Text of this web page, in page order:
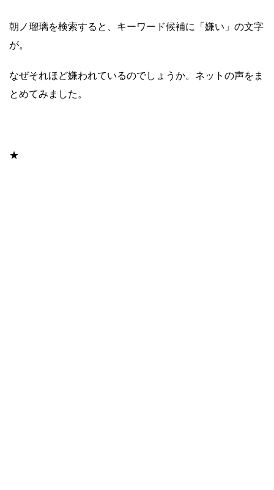
朝ノ瑠璃を検索すると、キーワード候補に「嫌い」の文字
が。
なぜそれほど嫌われているのでしょうか。ネットの声をま
とめてみました。
★